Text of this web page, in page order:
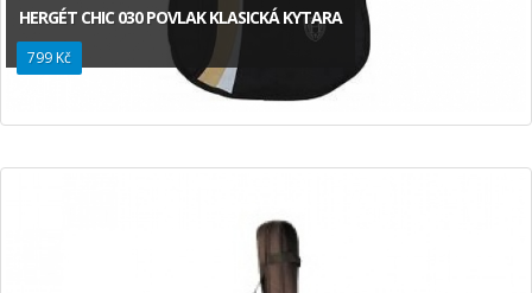
HERGÉT CHIC 030 POVLAK KLASICKÁ KYTARA
799 Kč